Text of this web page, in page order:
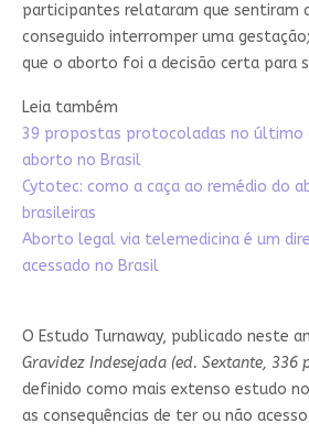
participantes relataram que sentiram
conseguido interromper uma
que o aborto foi a decisão certa para
Leia também
39 propostas protocoladas no último
aborto no Brasil
Cytotec: como a caça ao remédio do
brasileiras
Aborto legal via telemedicina é um
acessado no Brasil
O Estudo Turnaway, publicado neste
Gravidez Indesejada (ed. Sextante, 336
definido como mais extenso estudo
as consequências de ter ou não